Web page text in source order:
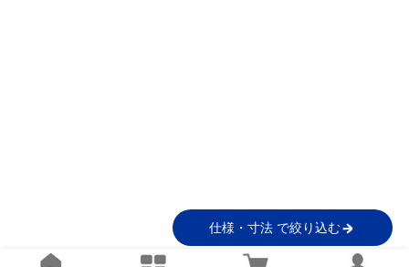
仕様・寸法 で絞り込む